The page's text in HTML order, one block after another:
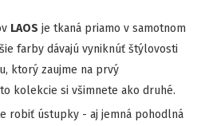
LAOS je tkaná priamo v samotnom
farby dávajú vyniknúť štýlovosti
ktorý zaujme na prvý
kolekcie si všimnete ako druhé.
robiť ústupky - aj jemná pohodlná